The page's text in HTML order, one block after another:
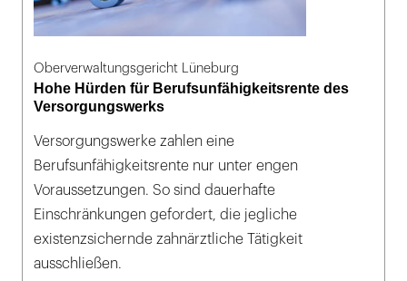
Oberverwaltungsgericht Lüneburg
Hohe Hürden für Berufsunfähigkeitsrente des
Versorgungswerks
Versorgungswerke zahlen eine
Berufsunfähigkeitsrente nur unter engen
Voraussetzungen. So sind dauerhafte
Einschränkungen gefordert, die jegliche
existenzsichernde zahnärztliche Tätigkeit
ausschließen.